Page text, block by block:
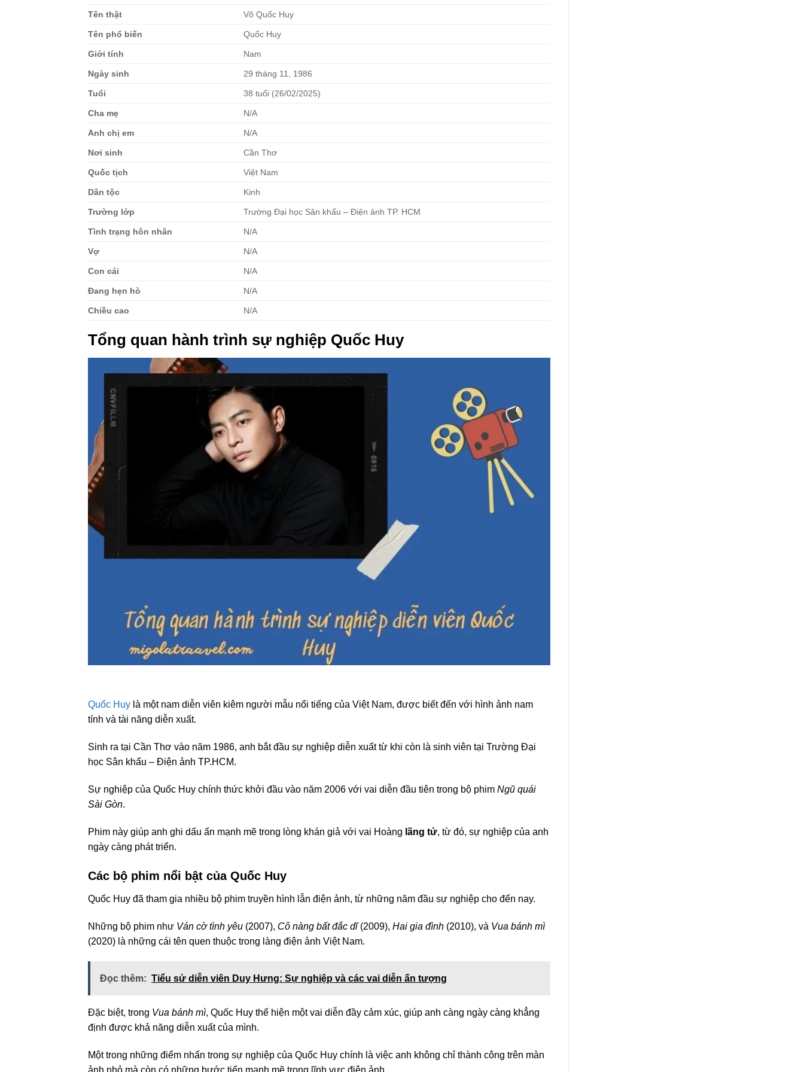
Tên thật Võ Quốc Huy
Tên phổ biến Quốc Huy
Giới tính Nam
Ngày sinh 29 tháng 11, 1986
Tuổi 38 tuổi (26/02/2025)
Cha mẹ N/A
Anh chị em N/A
Nơi sinh Cần Thơ
Quốc tịch Việt Nam
Dân tộc Kinh
Trường lớp Trường Đại học Sân khấu – Điện ảnh TP. HCM
Tình trạng hôn nhân N/A
Vợ N/A
Con cái N/A
Đang hẹn hò N/A
Chiều cao N/A
Tổng quan hành trình sự nghiệp Quốc Huy
Quốc Huy là một nam diễn viên kiêm người mẫu nổi tiếng của Việt Nam, được biết đến với hình ảnh nam
tính và tài năng diễn xuất.
Sinh ra tại Cần Thơ vào năm 1986, anh bắt đầu sự nghiệp diễn xuất từ khi còn là sinh viên tại Trường Đại
học Sân khấu – Điện ảnh TP.HCM.
Sự nghiệp của Quốc Huy chính thức khởi đầu vào năm 2006 với vai diễn đầu tiên trong bộ phim Ngũ quái
Sài Gòn.
Phim này giúp anh ghi dấu ấn mạnh mẽ trong lòng khán giả với vai Hoàng lãng tử, từ đó, sự nghiệp của anh
ngày càng phát triển.
Các bộ phim nổi bật của Quốc Huy
Quốc Huy đã tham gia nhiều bộ phim truyền hình lẫn điện ảnh, từ những năm đầu sự nghiệp cho đến nay.
Những bộ phim như Ván cờ tình yêu (2007), Cô nàng bất đắc dĩ(2009), Hai gia đình (2010), và Vua bánh mì
(2020) là những cái tên quen thuộc trong làng điện ảnh Việt Nam.
Đọc thêm: Tiểu sử diễn viên Duy Hưng: Sự nghiệp và các vai diễn ấn tượng
Đặc biệt, trong Vua bánh mì, Quốc Huy thể hiện một vai diễn đầy cảm xúc, giúp anh càng ngày càng khẳng
định được khả năng diễn xuất của mình.
Một trong những điểm nhấn trong sự nghiệp của Quốc Huy chính là việc anh không chỉ thành công trên màn
ảnh nhỏ mà còn có những bước tiến mạnh mẽ trong lĩnh vực điện ảnh.